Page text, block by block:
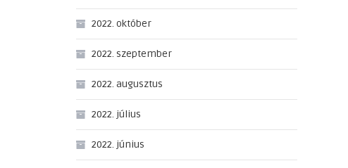
2022. október
2022. szeptember
2022. augusztus
2022. július
2022. június